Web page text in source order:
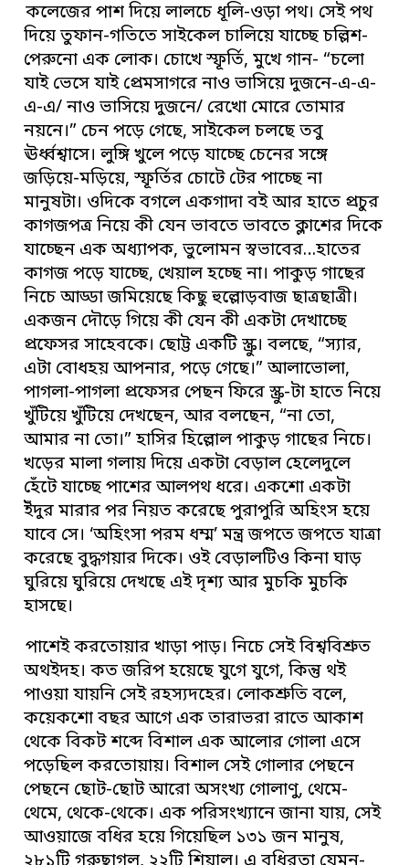
কলেজের পাশ দিয়ে লালচে ধূলি-ওড়া পথ। সেই পথ
দিয়ে তুফান-গতিতে সাইকেল চালিয়ে যাচ্ছে চল্লিশ-
পেরুনো এক লোক। চোখে স্ফূর্তি, মুখে গান- “চলো
যাই ভেসে যাই প্রেমসাগরে নাও ভাসিয়ে দুজনে-এ-এ-
এ-এ/ নাও ভাসিয়ে দুজনে/ রেখো মোরে তোমার
নয়নে।” চেন পড়ে গেছে, সাইকেল চলছে তবু
ঊর্ধ্বশ্বাসে। লুঙ্গি খুলে পড়ে যাচ্ছে চেনের সঙ্গে
জড়িয়ে-মড়িয়ে, স্ফূর্তির চোটে টের পাচ্ছে না
মানুষটা। ওদিকে বগলে একগাদা বই আর হাতে প্রচুর
কাগজপত্র নিয়ে কী যেন ভাবতে ভাবতে ক্লাশের দিকে
যাচ্ছেন এক অধ্যাপক, ভুলোমন স্বভাবের…হাতের
কাগজ পড়ে যাচ্ছে, খেয়াল হচ্ছে না। পাকুড় গাছের
নিচে আড্ডা জমিয়েছে কিছু হুল্লোড়বাজ ছাত্রছাত্রী।
একজন দৌড়ে গিয়ে কী যেন কী একটা দেখাচ্ছে
প্রফেসর সাহেবকে। ছোট্ট একটি স্ক্রু। বলছে, “স্যার,
এটা বোধহয় আপনার, পড়ে গেছে।” আলাভোলা,
পাগলা-পাগলা প্রফেসর পেছন ফিরে স্ক্রু-টা হাতে নিয়ে
খুঁটিয়ে খুঁটিয়ে দেখছেন, আর বলছেন, “না তো,
আমার না তো।” হাসির হিল্লোল পাকুড় গাছের নিচে।
খড়ের মালা গলায় দিয়ে একটা বেড়াল হেলেদুলে
হেঁটে যাচ্ছে পাশের আলপথ ধরে। একশো একটা
ইঁদুর মারার পর নিয়ত করেছে পুরাপুরি অহিংস হয়ে
যাবে সে। ‘অহিংসা পরম ধম্ম’ মন্ত্র জপতে জপতে যাত্রা
করেছে বুদ্ধগয়ার দিকে। ওই বেড়ালটিও কিনা ঘাড়
ঘুরিয়ে ঘুরিয়ে দেখছে এই দৃশ্য আর মুচকি মুচকি
হাসছে।
পাশেই করতোয়ার খাড়া পাড়। নিচে সেই বিশ্ববিশ্রুত
অথইদহ। কত জরিপ হয়েছে যুগে যুগে, কিন্তু থই
পাওয়া যায়নি সেই রহস্যদহের। লোকশ্রুতি বলে,
কয়েকশো বছর আগে এক তারাভরা রাতে আকাশ
থেকে বিকট শব্দে বিশাল এক আলোর গোলা এসে
পড়েছিল করতোয়ায়। বিশাল সেই গোলার পেছনে
পেছনে ছোট-ছোট আরো অসংখ্য গোলাণু, থেমে-
থেমে, থেকে-থেকে। এক পরিসংখ্যানে জানা যায়, সেই
আওয়াজে বধির হয়ে গিয়েছিল ১৩১ জন মানুষ,